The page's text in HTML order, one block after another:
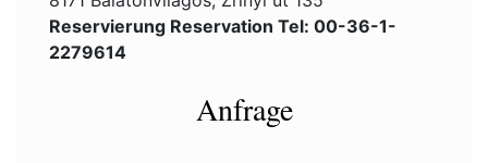
Reservierung Reservation Tel: 00-36-1-
2279614
Anfrage